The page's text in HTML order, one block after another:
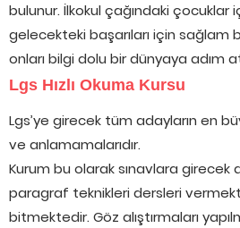
bulunur. İlkokul çağındaki çocuklar
gelecekteki başarıları için sağlam
onları bilgi dolu bir dünyaya adım
Lgs Hızlı Okuma Kursu
Lgs’ye girecek tüm adayların en
ve anlamamalarıdır.
Kurum bu olarak sınavlara girecek
paragraf teknikleri dersleri
bitmektedir. Göz alıştırmaları